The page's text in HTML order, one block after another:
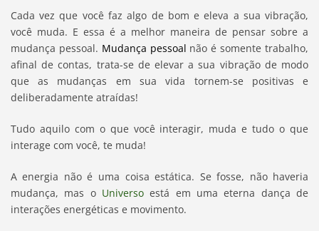
Cada vez que você faz algo de bom e eleva a sua vibração,
você muda. E essa é a melhor maneira de pensar sobre a
mudança pessoal. Mudança pessoal não é somente trabalho,
afinal de contas, trata-se de elevar a sua vibração de modo
que as mudanças em sua vida tornem-se positivas e
deliberadamente atraídas!
Tudo aquilo com o que você interagir, muda e tudo o que
interage com você, te muda!
A energia não é uma coisa estática. Se fosse, não haveria
mudança, mas o Universo está em uma eterna dança de
interações energéticas e movimento.